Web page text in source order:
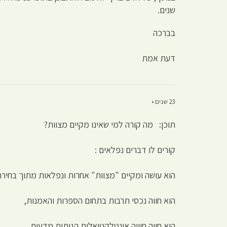
שנים.
בברכה
דעת אמת
23 שנים •
תוכן: מה קורה למי שאינו מקיים מצוות?
קורים לו דברים נפלאים :
הוא עושה ומקיים "מצוות" אחרות ונפלאות מתוך
הוא חווה נכסי תרבות בתחום הספרות והאמנות,